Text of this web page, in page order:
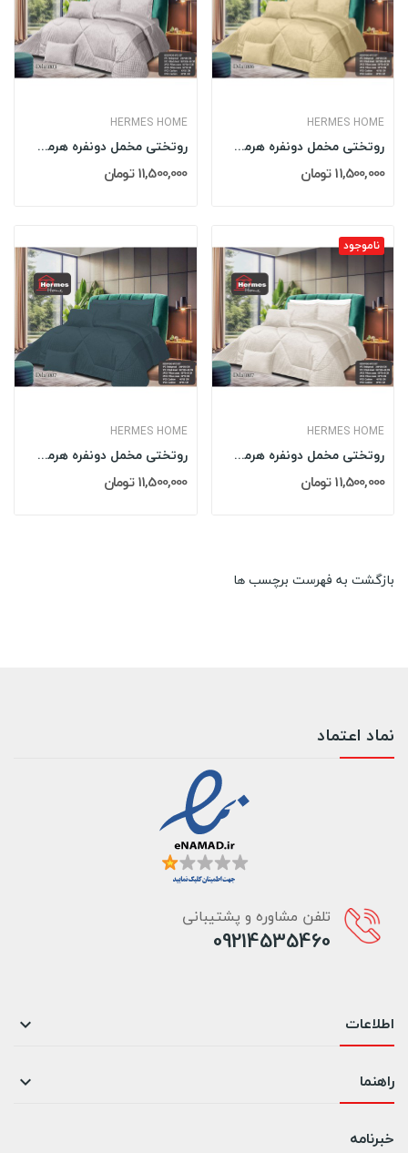
HERMES HOME
روتختی مخمل دونفره هرمس HERMES مدل: DILA 006
11,500,000 تومان
HERMES HOME
روتختی مخمل دونفره هرمس HERMES مدل: DILA 003
11,500,000 تومان
ناموجود
HERMES HOME
روتختی مخمل دونفره هرمس HERMES مدل: DILA 007
11,500,000 تومان
HERMES HOME
روتختی مخمل دونفره هرمس HERMES مدل: DILA 004
11,500,000 تومان
بازگشت به فهرست برچسب ها
نماد اعتماد
تلفن مشاوره و پشتیبانی
09214535460
اطلاعات 
راهنما 
خبرنامه